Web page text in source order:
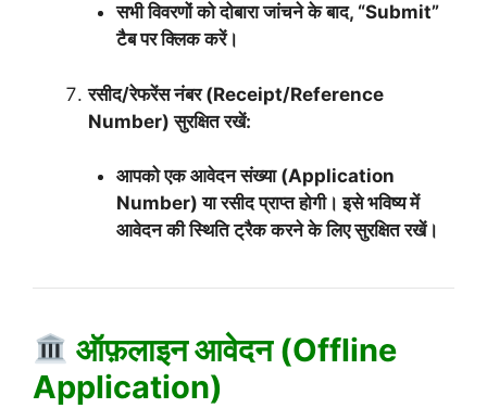
सभी विवरणों को दोबारा जांचने के बाद, “Submit”
टैब पर क्लिक करें।
रसीद/रेफरेंस नंबर (Receipt/Reference
Number) सुरक्षित रखें:
आपको एक आवेदन संख्या (Application
Number) या रसीद प्राप्त होगी। इसे भविष्य में
आवेदन की स्थिति ट्रैक करने के लिए सुरक्षित रखें।
ऑफ़लाइन आवेदन (Offline
Application)